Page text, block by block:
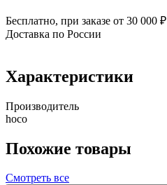
Бесплатно, при заказе от 30 000 ₽
Доставка по России
Характеристики
Производитель
hoco
Похожие товары
Смотреть все